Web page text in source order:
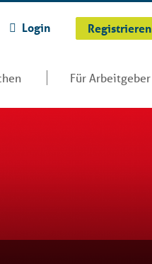
Login Registrieren
Für Arbeitgeber